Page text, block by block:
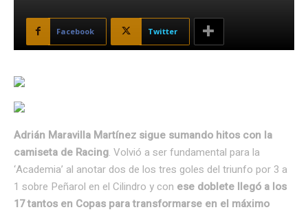
Facebook Twitter
Adrián Maravilla Martínez sigue sumando hitos con la
camiseta de Racing. Volvió a ser fundamental para la
‘Academia’ al anotar dos de los tres goles del triunfo por 3 a
1 sobre Peñarol en el Cilindro y con ese doblete llegó a los
17 tantos en Copas para transformarse en el máximo